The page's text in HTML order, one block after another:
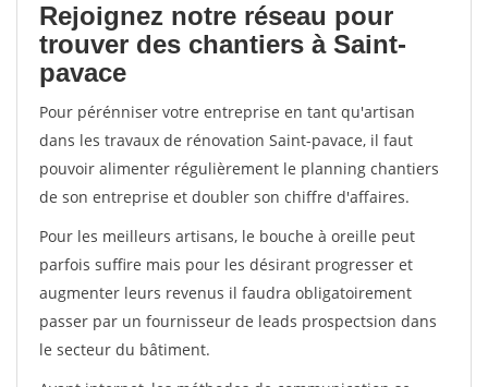
Rejoignez notre réseau pour
trouver des chantiers à Saint-
pavace
Pour pérénniser votre entreprise en tant qu'artisan
dans les travaux de rénovation Saint-pavace, il faut
pouvoir alimenter régulièrement le planning chantiers
de son entreprise et doubler son chiffre d'affaires.
Pour les meilleurs artisans, le bouche à oreille peut
parfois suffire mais pour les désirant progresser et
augmenter leurs revenus il faudra obligatoirement
passer par un fournisseur de leads prospectsion dans
le secteur du bâtiment.